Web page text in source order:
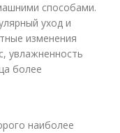
способами.
уход и
изменения
увлажненность
более
наиболее